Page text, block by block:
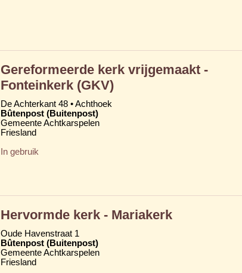
Gereformeerde kerk vrijgemaakt -
Fonteinkerk (GKV)
De Achterkant 48 • Achthoek
Bûtenpost (Buitenpost)
Gemeente Achtkarspelen
Friesland
In gebruik
Hervormde kerk - Mariakerk
Oude Havenstraat 1
Bûtenpost (Buitenpost)
Gemeente Achtkarspelen
Friesland